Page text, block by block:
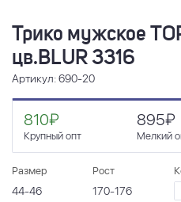
Трико мужское
цв.BLUR 3316
Артикул: 690-20
810₽
Крупный опт
895₽
Мелкий
Размер Рост
44-46 170-176